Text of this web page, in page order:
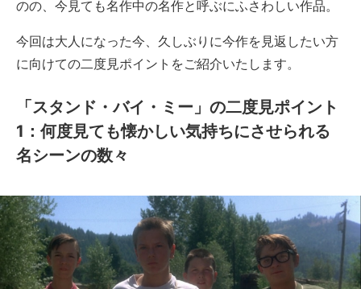
のの、今見ても名作中の名作と呼ぶにふさわしい作品。
今回は大人になった今、久しぶりに今作を見返したい方
に向けての二度見ポイントをご紹介いたします。
「スタンド・バイ・ミー」の二度見ポイント
1：何度見ても懐かしい気持ちにさせられる
名シーンの数々